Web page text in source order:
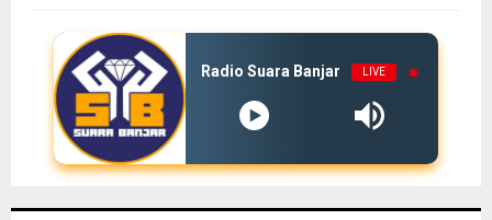
Radio Suara Banjar LIVE